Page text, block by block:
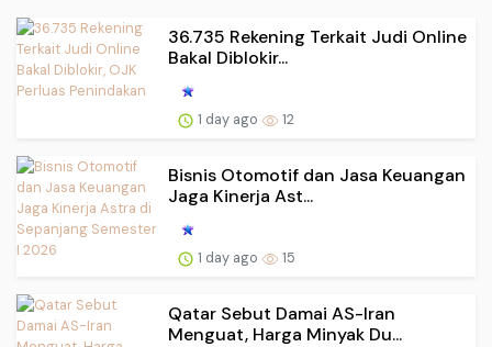
36.735 Rekening Terkait Judi Online
Bakal Diblokir...
1 day ago 12
Bisnis Otomotif dan Jasa Keuangan
Jaga Kinerja Ast...
1 day ago 15
Qatar Sebut Damai AS-Iran
Menguat, Harga Minyak Du...